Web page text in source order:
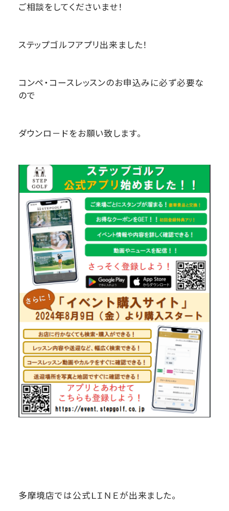
ご相談をしてくださいませ！
ステップゴルフアプリ出来ました！
コンペ・コースレッスンのお申込みに必ず必要な
ので
ダウンロ－ドをお願い致します。
多摩境店では公式ＬＩＮＥが出来ました。